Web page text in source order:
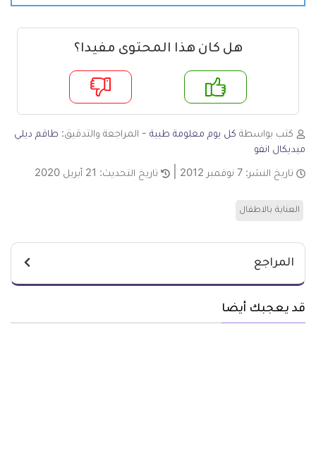
هل كان هذا المحتوى مفيدا؟
لا
كتب بواسطة كل يوم معلومة طبية - المراجعة والتدقيق: طاقم ديلي
ميديكال انفو
تاريخ النشر: 7 نوفمبر 2012 تاريخ التحديث: 21 أبريل 2020
العناية بالاطفال
المراجع
قد يعجبك أيضا